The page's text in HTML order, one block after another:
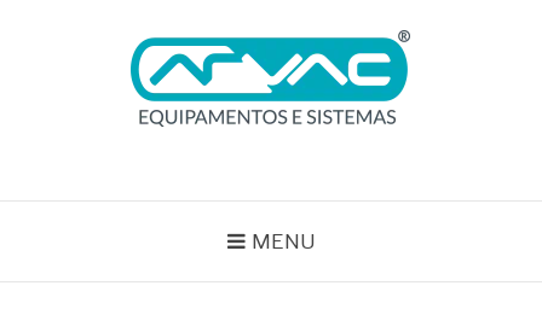
MENU